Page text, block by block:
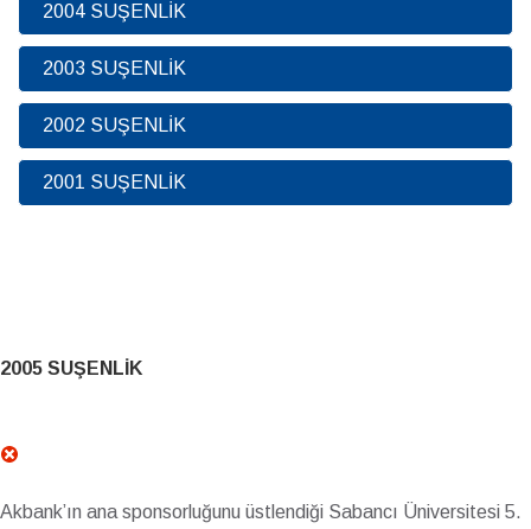
2004 SUŞENLİK
2003 SUŞENLİK
2002 SUŞENLİK
2001 SUŞENLİK
2005 SUŞENLİK
Akbank’ın ana sponsorluğunu üstlendiği Sabancı Üniversitesi 5.